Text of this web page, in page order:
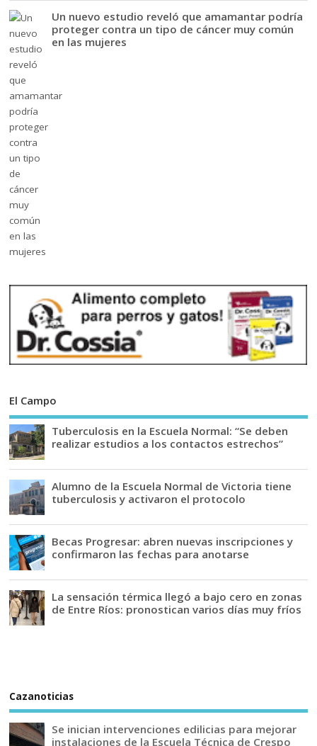
Un nuevo estudio reveló que amamantar podría
proteger contra un tipo de cáncer muy común
en las mujeres
El Campo
Tuberculosis en la Escuela Normal: “Se deben
realizar estudios a los contactos estrechos”
Alumno de la Escuela Normal de Victoria tiene
tuberculosis y activaron el protocolo
Becas Progresar: abren nuevas inscripciones y
confirmaron las fechas para anotarse
La sensación térmica llegó a bajo cero en zonas
de Entre Ríos: pronostican varios días muy fríos
Cazanoticias
Se inician intervenciones edilicias para mejorar
instalaciones de la Escuela Técnica de Crespo